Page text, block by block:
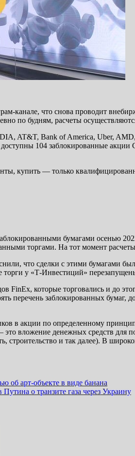
канале, что снова проводит
по будням, расчеты
AT&T, Bank of America, Uber,
104 заблокированные
купить — только
бумагами осенью
торгами. На тот момент
что сделки с этими бумагами
торги у «Т-Инвестиций»
FinEx, которые торговались и до
перечень заблокированных
в акции по определенному
вложение денежных средств для
строительство и так далее). В
об арт-объекте в виде банана
о транзите газа через Украину